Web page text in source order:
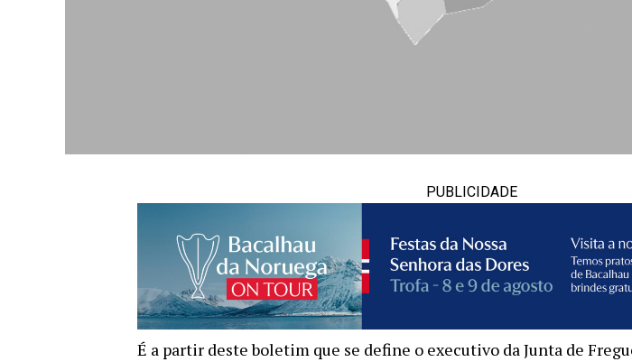
PUBLICIDADE
É a partir deste boletim que se define o executivo da Junta de